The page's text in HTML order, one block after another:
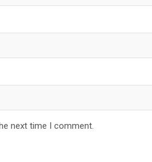
next time I comment.